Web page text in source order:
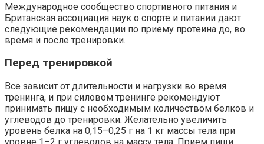
Международное сообщество спортивного питания и
Британская ассоциация наук о спорте и питании дают
следующие рекомендации по приему протеина до, во
время и после тренировки.
Перед тренировкой
Все зависит от длительности и нагрузки во время
тренинга, и при силовом тренинге рекомендуют
принимать пищу с необходимым количеством белков и
углеводов до тренировки. Желательно увеличить
уровень белка на 0,15–0,25 г на 1 кг массы тела при